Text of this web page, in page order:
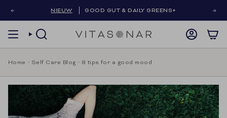
NIEUW GOOD GUT & DAILY GREENS+
SEARCH ACCOUNT
Home Self Care Blog 8 tips for a good mood